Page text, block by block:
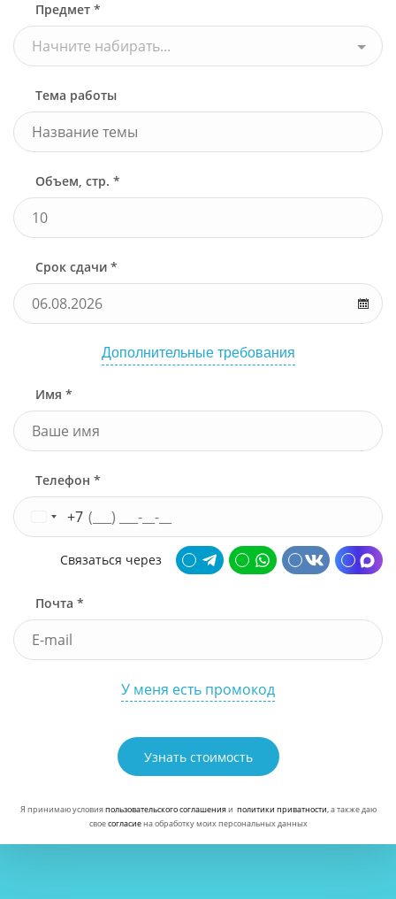
Предмет *
Начните набирать...
Тема работы
Объем, стр. *
Срок сдачи *
Дополнительные требования
Имя *
Телефон *
+7
Связаться через
Почта *
У меня есть промокод
Узнать стоимость
Я принимаю условияпользовательского соглашенияи политики приватности, а также даю
своесогласиена обработку моих персональных данных